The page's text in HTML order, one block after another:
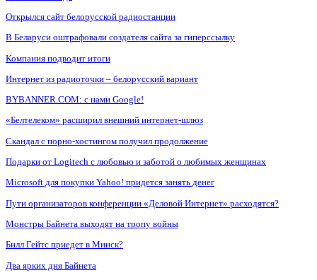
Открылся сайт белорусской радиостанции
В Беларуси оштрафовали создателя сайта за гиперссылку
Компания подводит итоги
Интернет из радиоточки – белорусский вариант
BYBANNER.COM: c нами Google!
«Белтелеком» расширил внешний интернет-шлюз
Скандал с порно-хостингом получил продолжение
Подарки от Logitech с любовью и заботой о любимых женщинах
Microsoft для покупки Yahoo! придется занять денег
Пути организаторов конференции «Деловой Интернет» расходятся?
Монстры Байнета выходят на тропу войны
Билл Гейтс приедет в Минск?
Два ярких дня Байнета